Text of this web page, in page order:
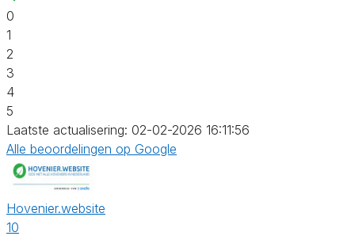
0
1
2
3
4
5
Laatste actualisering: 02-02-2026 16:11:56
Alle beoordelingen op Google
Hovenier.website
10